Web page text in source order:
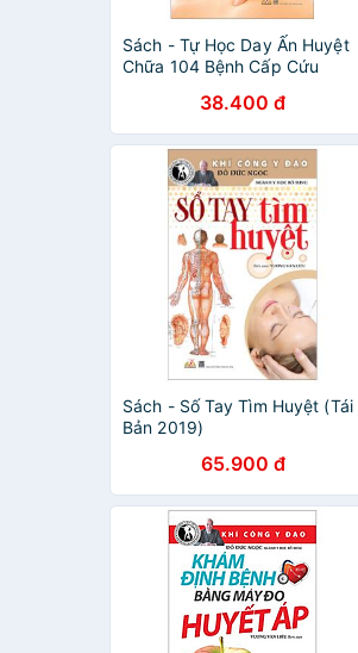
Sách - Tự Học Day Ấn Huyệt
Chữa 104 Bệnh Cấp Cứu
38.400 đ
Sách - Số Tay Tìm Huyệt (Tái
Bản 2019)
65.900 đ